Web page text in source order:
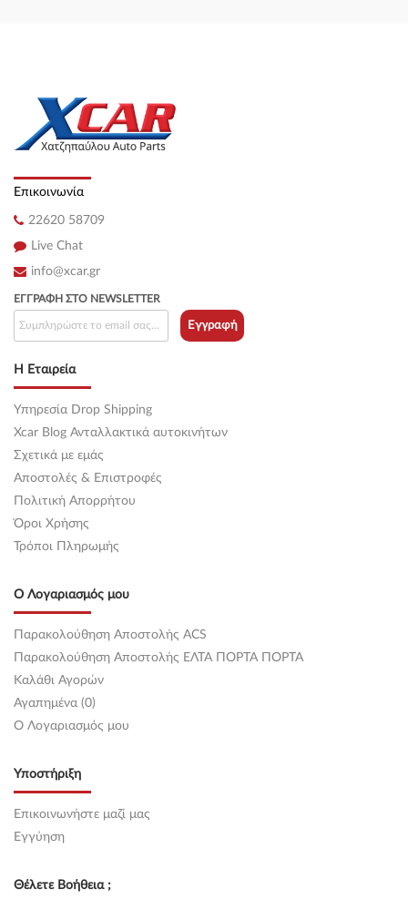
Επικοινωνία
22620 58709
Live Chat
info@xcar.gr
Η Εταιρεία
Υπηρεσία Drop Shipping
Xcar Blog Ανταλλακτικά αυτοκινήτων
Σχετικά με εμάς
Αποστολές & Επιστροφές
Πολιτική Απορρήτου
Όροι Χρήσης
Τρόποι Πληρωμής
Ο Λογαριασμός μου
Παρακολούθηση Αποστολής ACS
Παρακολούθηση Αποστολής ΕΛΤΑ ΠΟΡΤΑ ΠΟΡΤΑ
Καλάθι Αγορών
Αγαπημένα (0)
O Λογαριασμός μου
Υποστήριξη
Επικοινωνήστε μαζί μας
Εγγύηση
ΕΓΓΡΑΦΉ ΣΤΟ NEWSLETTER
Εγγραφή
Θέλετε Βοήθεια ;